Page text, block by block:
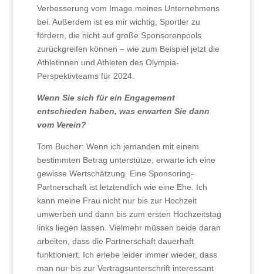
Verbesserung vom Image meines Unternehmens
bei. Außerdem ist es mir wichtig, Sportler zu
fördern, die nicht auf große Sponsorenpools
zurückgreifen können – wie zum Beispiel jetzt die
Athletinnen und Athleten des Olympia-
Perspektivteams für 2024.
Wenn Sie sich für ein Engagement
entschieden haben, was erwarten Sie dann
vom Verein?
Tom Bucher: Wenn ich jemanden mit einem
bestimmten Betrag unterstütze, erwarte ich eine
gewisse Wertschätzung. Eine Sponsoring-
Partnerschaft ist letztendlich wie eine Ehe. Ich
kann meine Frau nicht nur bis zur Hochzeit
umwerben und dann bis zum ersten Hochzeitstag
links liegen lassen. Vielmehr müssen beide daran
arbeiten, dass die Partnerschaft dauerhaft
funktioniert. Ich erlebe leider immer wieder, dass
man nur bis zur Vertragsunterschrift interessant